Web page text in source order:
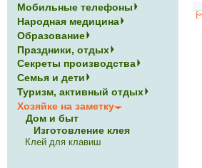
[<-
Мобильные телефоны
Народная медицина
Образование
Праздники, отдых
Секреты производства
Семья и дети
Туризм, активный отдых
Хозяйке на заметку
Дом и быт
Изготовление клея
Клей для клавиш